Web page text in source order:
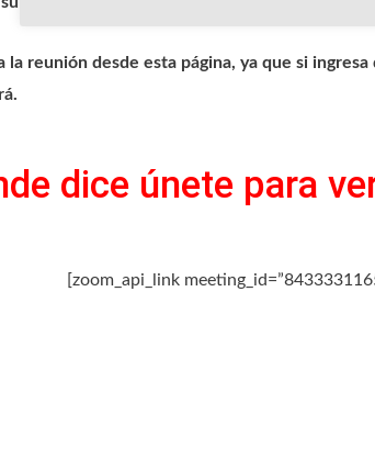
la reunión desde esta página, ya que si
dice únete para
[zoom_api_link